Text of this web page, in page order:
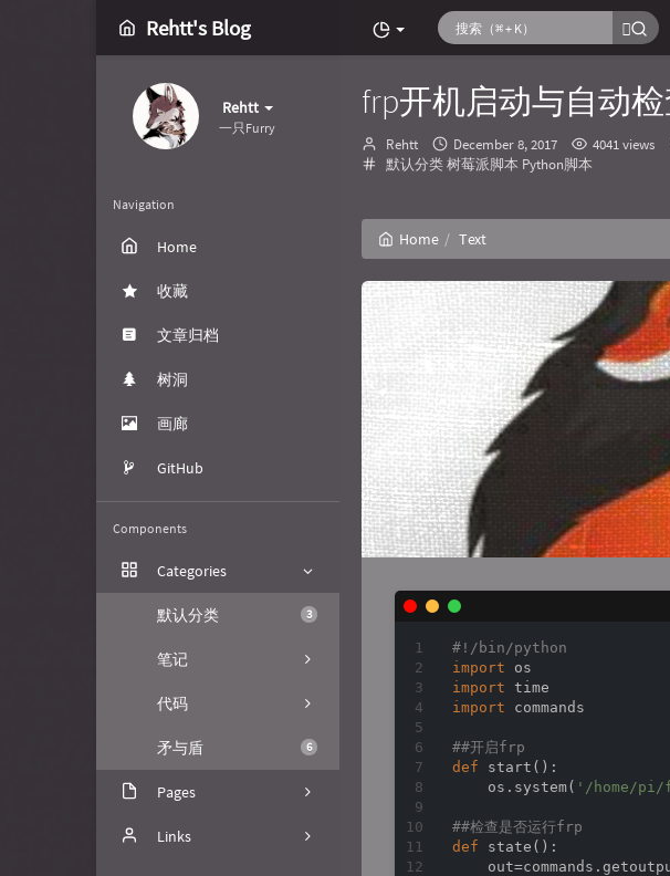
Rehtt's Blog
Rehtt
一只Furry
Navigation
Home
收藏
文章归档
树洞
画廊
GitHub
Components
Categories
3
默认分类
笔记
代码
6
矛与盾
Pages
关于Links
frp开机启动与自动
Author：
Rehtt
发
布
December 8, 2017 4041 views
Categories：
默认分类树莓派脚本 Python脚本
Home Text
#!/bin/python
import
import
import commands
##开启frp
def
start ():
    os.system(
'/home/
##检查是否运行frp
def
state ():